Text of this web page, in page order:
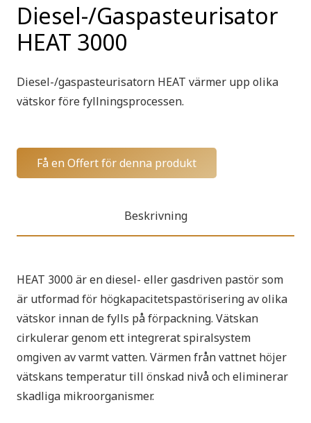
Diesel-/Gaspasteurisator
HEAT 3000
Diesel-/gaspasteurisatorn HEAT värmer upp olika
vätskor före fyllningsprocessen.
Få en Offert för denna produkt
Beskrivning
HEAT 3000 är en diesel- eller gasdriven pastör som
är utformad för högkapacitetspastörisering av olika
vätskor innan de fylls på förpackning. Vätskan
cirkulerar genom ett integrerat spiralsystem
omgiven av varmt vatten. Värmen från vattnet höjer
vätskans temperatur till önskad nivå och eliminerar
skadliga mikroorganismer.